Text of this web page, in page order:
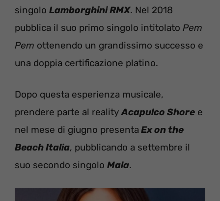
singolo Lamborghini RMX. Nel 2018
pubblica il suo primo singolo intitolato Pem
Pem ottenendo un grandissimo successo e
una doppia certificazione platino.
Dopo questa esperienza musicale,
prendere parte al realityAcapulco Shore e
nel mese di giugno presenta Ex on the
Beach Italia, pubblicando a settembre il
suo secondo singolo Mala.